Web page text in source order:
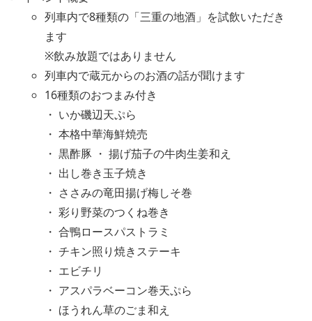
列車内で8種類の「三重の地酒」を試飲いただき
ます
※飲み放題ではありません
列車内で蔵元からのお酒の話が聞けます
16種類のおつまみ付き
・ いか磯辺天ぷら
・ 本格中華海鮮焼売
・ 黒酢豚 ・ 揚げ茄子の牛肉生姜和え
・ 出し巻き玉子焼き
・ ささみの竜田揚げ梅しそ巻
・ 彩り野菜のつくね巻き
・ 合鴨ロースパストラミ
・ チキン照り焼きステーキ
・ エビチリ
・ アスパラベーコン巻天ぷら
・ ほうれん草のごま和え